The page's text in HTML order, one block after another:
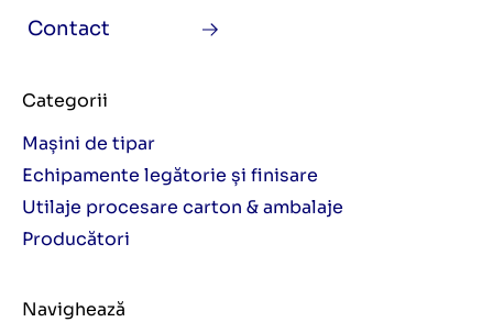
Contact
Categorii
Mașini de tipar
Echipamente legătorie și finisare
Utilaje procesare carton & ambalaje
Producători
Navighează